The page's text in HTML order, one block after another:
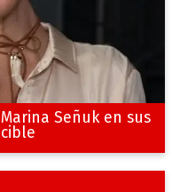
Señuk en sus